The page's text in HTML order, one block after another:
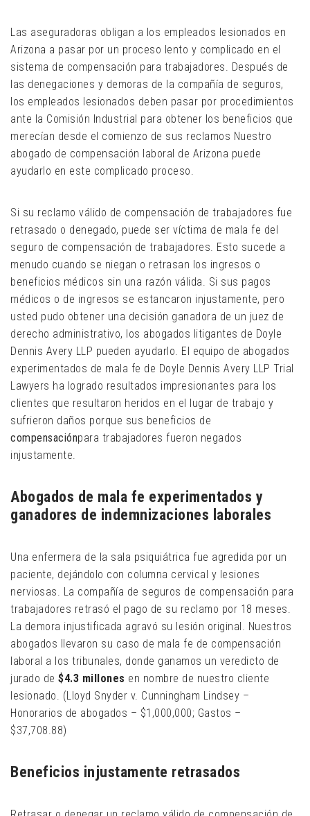
Las aseguradoras obligan a los empleados lesionados en
Arizona a pasar por un proceso lento y complicado en el
sistema de compensación para trabajadores. Después de
las denegaciones y demoras de la compañía de seguros,
los empleados lesionados deben pasar por procedimientos
ante la Comisión Industrial para obtener los beneficios que
merecían desde el comienzo de sus reclamos Nuestro
abogado de compensación laboral de Arizona puede
ayudarlo en este complicado proceso.
Si su reclamo válido de compensación de trabajadores fue
retrasado o denegado, puede ser víctima de mala fe del
seguro de compensación de trabajadores. Esto sucede a
menudo cuando se niegan o retrasan los ingresos o
beneficios médicos sin una razón válida. Si sus pagos
médicos o de ingresos se estancaron injustamente, pero
usted pudo obtener una decisión ganadora de un juez de
derecho administrativo, los abogados litigantes de Doyle
Dennis Avery LLP pueden ayudarlo. El equipo de abogados
experimentados de mala fe de Doyle Dennis Avery LLP Trial
Lawyers ha logrado resultados impresionantes para los
clientes que resultaron heridos en el lugar de trabajo y
sufrieron daños porque sus beneficios de
compensaciónpara trabajadores fueron negados
injustamente.
Abogados de mala fe experimentados y
ganadores de indemnizaciones laborales
Una enfermera de la sala psiquiátrica fue agredida por un
paciente, dejándolo con columna cervical y lesiones
nerviosas. La compañía de seguros de compensación para
trabajadores retrasó el pago de su reclamo por 18 meses.
La demora injustificada agravó su lesión original. Nuestros
abogados llevaron su caso de mala fe de compensación
laboral a los tribunales, donde ganamos un veredicto de
jurado de $4.3 millones en nombre de nuestro cliente
lesionado. (Lloyd Snyder v. Cunningham Lindsey –
Honorarios de abogados – $1,000,000; Gastos –
$37,708.88)
Beneficios injustamente retrasados